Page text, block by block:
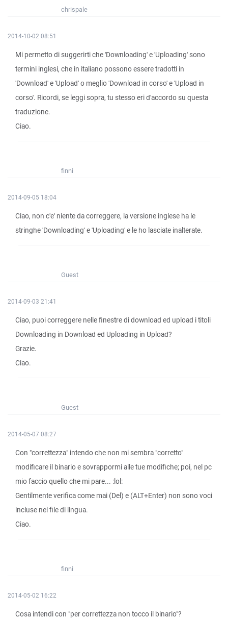
chrispale
2014-10-02 08:51
Mi permetto di suggerirti che 'Downloading' e 'Uploading' sono
termini inglesi, che in italiano possono essere tradotti in
'Download' e 'Upload' o meglio 'Download in corso' e 'Upload in
corso'. Ricordi, se leggi sopra, tu stesso eri d'accordo su questa
traduzione.
Ciao.
finni
2014-09-05 18:04
Ciao, non c'e' niente da correggere, la versione inglese ha le
stringhe 'Downloading' e 'Uploading' e le ho lasciate inalterate.
Guest
2014-09-03 21:41
Ciao, puoi correggere nelle finestre di download ed upload i titoli
Downloading in Download ed Uploading in Upload?
Grazie.
Ciao.
Guest
2014-05-07 08:27
Con "correttezza" intendo che non mi sembra "corretto"
modificare il binario e sovrappormi alle tue modifiche; poi, nel pc
mio faccio quello che mi pare... :lol:
Gentilmente verifica come mai (Del) e (ALT+Enter) non sono voci
incluse nel file di lingua.
Ciao.
finni
2014-05-02 16:22
Cosa intendi con "per correttezza non tocco il binario"?